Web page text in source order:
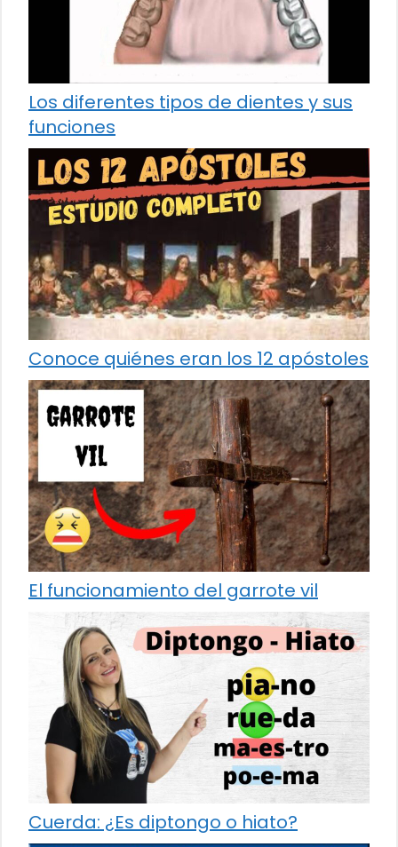
Los diferentes tipos de dientes y sus
funciones
Conoce quiénes eran los 12 apóstoles
El funcionamiento del garrote vil
Cuerda: ¿Es diptongo o hiato?